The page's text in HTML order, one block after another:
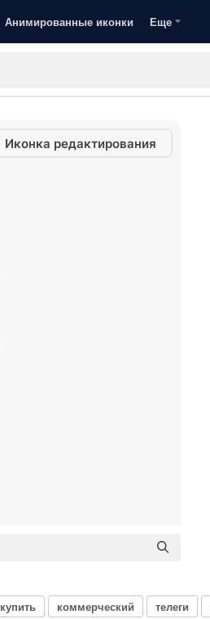
Анимированные иконки Еще
Иконка редактирования
купить коммерческий телеги